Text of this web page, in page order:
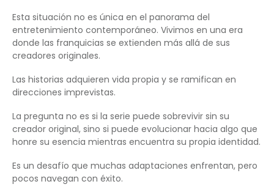
Esta situación no es única en el panorama del
entretenimiento contemporáneo. Vivimos en una era
donde las franquicias se extienden más allá de sus
creadores originales.
Las historias adquieren vida propia y se ramifican en
direcciones imprevistas.
La pregunta no es si la serie puede sobrevivir sin su
creador original, sino si puede evolucionar hacia algo que
honre su esencia mientras encuentra su propia identidad.
Es un desafío que muchas adaptaciones enfrentan, pero
pocos navegan con éxito.